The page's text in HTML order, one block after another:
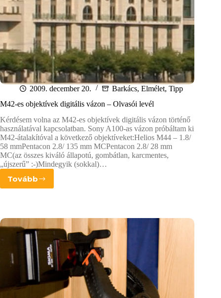
2009. december 20. Barkács, Elmélet, Tipp
M42-es objektívek digitális vázon – Olvasói levél
Kérdésem volna az M42-es objektívek digitális vázon történő
használatával kapcsolatban. Sony A100-as vázon próbáltam ki
M42-átalakítóval a következő objektíveket:Helios M44 – 1.8/
58 mmPentacon 2.8/ 135 mm MCPentacon 2.8/ 28 mm
MC(az összes kiváló állapotú, gombátlan, karcmentes,
„újszerű” :-)Mindegyik (sokkal)…
Tovább
M42-
vázon
–
Olvasói
levél